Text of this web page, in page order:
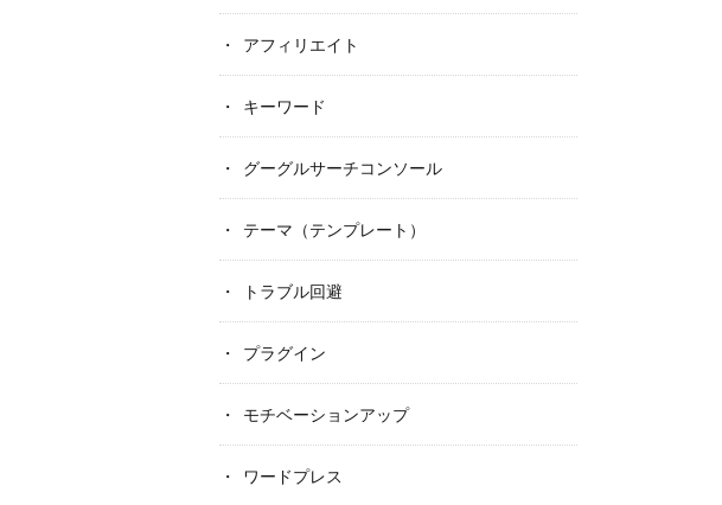
アフィリエイト
キーワード
グーグルサーチコンソール
テーマ（テンプレート）
トラブル回避
プラグイン
モチベーションアップ
ワードプレス